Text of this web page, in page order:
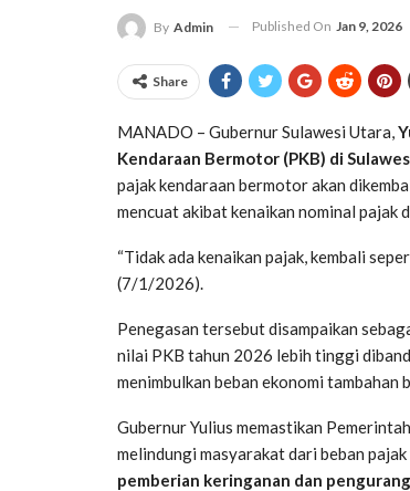
By Admin Published On Jan 9, 2026
Share
MANADO – Gubernur Sulawesi Utara,
Kendaraan Bermotor (PKB) di
pajak kendaraan bermotor akan
mencuat akibat kenaikan nominal pajak
“Tidak ada kenaikan pajak, kembali
(7/1/2026).
Penegasan tersebut disampaikan
nilai PKB tahun 2026 lebih tinggi
menimbulkan beban ekonomi
Gubernur Yulius memastikan
melindungi masyarakat dari beban
pemberian keringanan dan